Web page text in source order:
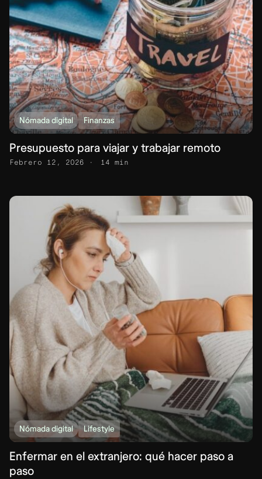
Nómada digital Finanzas
Presupuesto para viajar y trabajar remoto
Febrero 12, 2026 14 min
Nómada digital Lifestyle
Enfermar en el extranjero: qué hacer paso a
paso